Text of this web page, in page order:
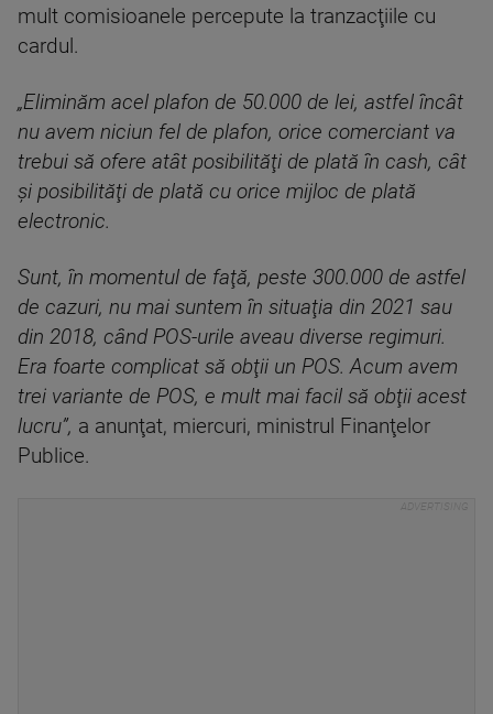
mult comisioanele percepute la tranzacţiile cu
cardul.
„Eliminăm acel plafon de 50.000 de lei, astfel încât
nu avem niciun fel de plafon, orice comerciant va
trebui să ofere atât posibilităţi de plată în cash, cât
şi posibilităţi de plată cu orice mijloc de plată
electronic.
Sunt, în momentul de faţă, peste 300.000 de astfel
de cazuri, nu mai suntem în situaţia din 2021 sau
din 2018, când POS-urile aveau diverse regimuri.
Era foarte complicat să obţii un POS. Acum avem
trei variante de POS, e mult mai facil să obţii acest
lucru”, a anunţat, miercuri, ministrul Finanţelor
Publice.